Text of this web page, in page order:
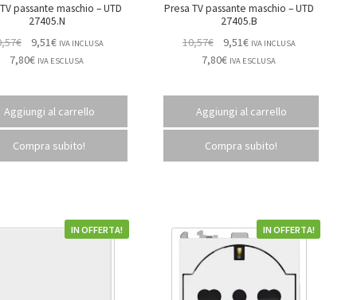
passante maschio – UTD
27405.N
€ 9,51€ IVA INCLUSA
7,80€ IVA ESCLUSA
Aggiungi al carrello
Compra subito!
Presa TV passante maschio – UTD
27405.B
10,57€ 9,51€ IVA INCLUSA
7,80€ IVA ESCLUSA
Aggiungi al carrello
Compra subito!
IN OFFERTA! IN OFFERTA!